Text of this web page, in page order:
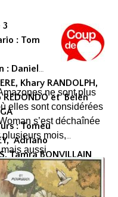
3
: Tom
: Daniel
Khary RANDOLPH,
REDONDO et Belén
: Tomeu
Adriano
Tamra BONVILLAIN
GUIMARÃES
: Daniel SAMPERE,
ne sont plus
elles sont considérées
s’est déchaînée
mois,
aussi
et son amour
pour rassembler ses